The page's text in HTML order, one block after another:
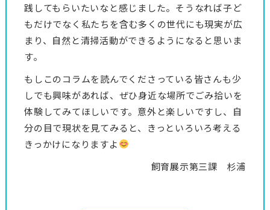
践してもらいたいなと感じました。そうなれば子ど
もだけでなく私たちを含む多くの世代にも現実が広
まり、自然と清掃活動ができるようになると思いま
す。
もしこのコラムを読んでくださっている皆さんも少
しでも興味があれば、ぜひ身近な場所でごみ拾いを
体験してみてほしいです。意外と楽しいですし、自
分の目で現状を見てみると、きっといろいろ考える
きっかけになりますよ
飼育展示第三課 杉浦